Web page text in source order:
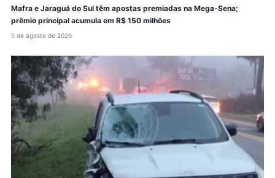
Mafra e Jaraguá do Sul têm apostas premiadas na Mega-Sena;
prêmio principal acumula em R$ 150 milhões
5 de agosto de 2026